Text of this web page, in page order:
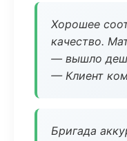
Хорошее
качество.
— вышло
— Клиент
Бригада